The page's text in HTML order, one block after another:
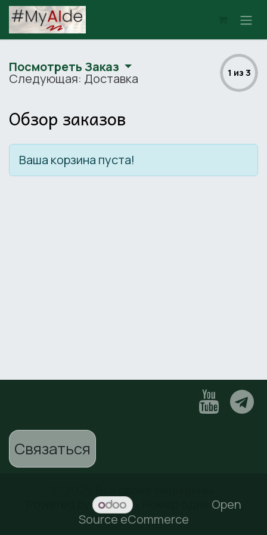
Skip to Content
Посмотреть Заказ
Следующая: Доставка 1 из 3
Обзор заказов
Ваша корзина пуста!
Связаться
- Номер один Open
Source eCommerce